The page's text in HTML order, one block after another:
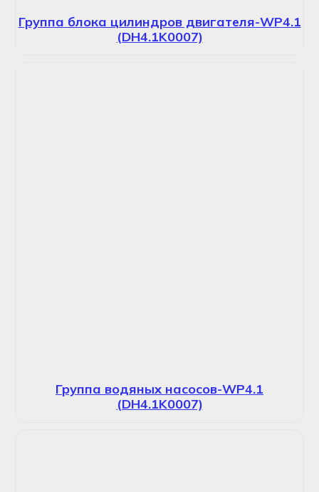
Группа блока цилиндров двигателя-WP4.1
(DH4.1K0007)
Группа водяных насосов-WP4.1
(DH4.1K0007)